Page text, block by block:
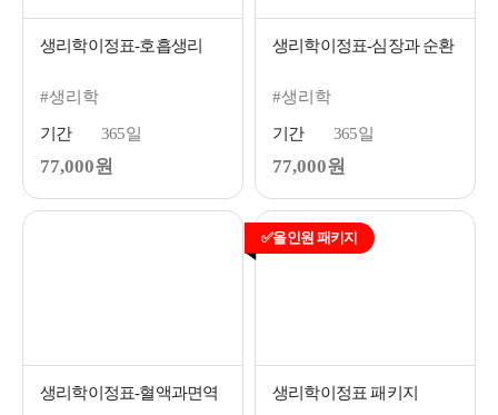
생리학이정표-호흡생리
#생리학
기간 365일
77,000원
생리학이정표-심장과 순환
#생리학
기간 365일
77,000원
생리학이정표-혈액과면역
✅올인원 패키지
생리학이정표 패키지